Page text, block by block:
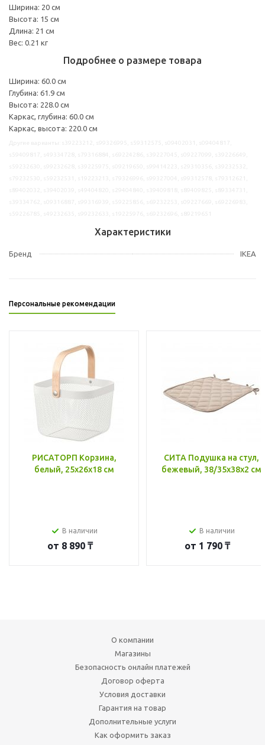
Ширина: 20 см
Высота: 15 см
Длина: 21 см
Вес: 0.21 кг
Подробнее о размере товара
Ширина: 60.0 см
Глубина: 61.9 см
Высота: 228.0 см
Каркас, глубина: 60.0 см
Каркас, высота: 220.0 см
Характеристики
Бренд IKEA
Персональные рекомендации
РИСАТОРП Корзина,
белый, 25x26x18 см
В наличии
от 8 890 ₸
СИТА Подушка на стул,
бежевый, 38/35x38x2 см
В наличии
от 1 790 ₸
О компании
Магазины
Безопасность онлайн платежей
Договор оферта
Условия доставки
Гарантия на товар
Дополнительные услуги
Как оформить заказ